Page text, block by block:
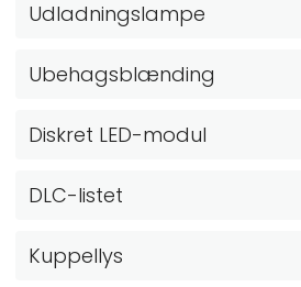
Udladningslampe
Ubehagsblænding
Diskret LED-modul
DLC-listet
Kuppellys